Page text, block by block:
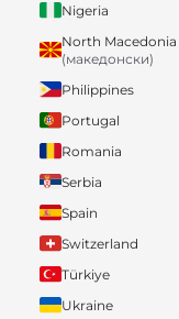
Nigeria
North Macedonia
(македонски)
Philippines
Portugal
Romania
Serbia
Spain
Switzerland
Türkiye
Ukraine